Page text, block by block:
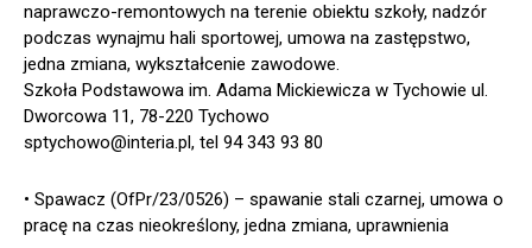
naprawczo-remontowych na terenie obiektu szkoły, nadzór
podczas wynajmu hali sportowej, umowa na zastępstwo,
jedna zmiana, wykształcenie zawodowe.
Szkoła Podstawowa im. Adama Mickiewicza w Tychowie ul.
Dworcowa 11, 78-220 Tychowo
sptychowo@interia.pl, tel 94 343 93 80
• Spawacz (OfPr/23/0526) – spawanie stali czarnej, umowa o
pracę na czas nieokreślony, jedna zmiana, uprawnienia